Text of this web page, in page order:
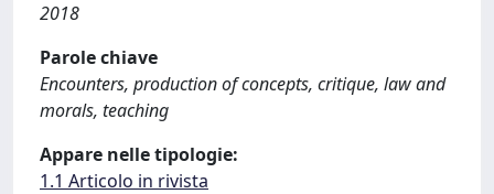
2018
Parole chiave
Encounters, production of concepts, critique, law and
morals, teaching
Appare nelle tipologie:
1.1 Articolo in rivista